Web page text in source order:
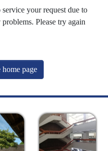
your request due to
Please try again
home page